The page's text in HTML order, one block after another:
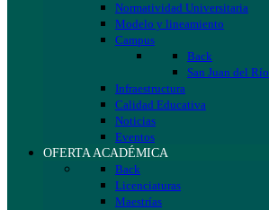
Normatividad Universitaria
Modelo y lineamiento
Campus
Back
San Juan del Río
Infraestructura
Calidad Educativa
Noticias
Eventos
OFERTA ACADÉMICA
Back
Licenciaturas
Maestrías